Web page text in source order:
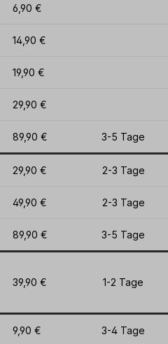
6,90 €
14,90 €
19,90 €
29,90 €
89,90 € 3-5 Tage
29,90 € 2-3 Tage
49,90 € 2-3 Tage
89,90 € 3-5 Tage
39,90 € 1-2 Tage
9,90 € 3-4 Tage